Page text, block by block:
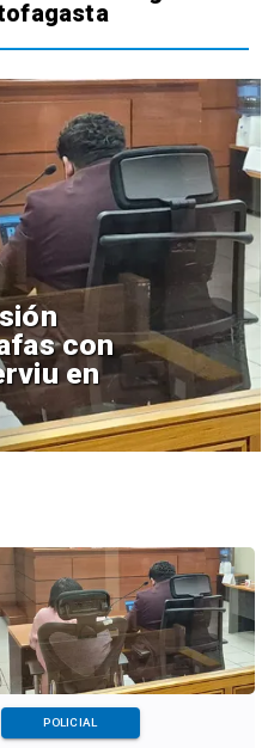
con
en
POLICIAL